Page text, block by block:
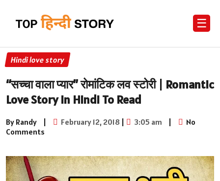
☰
Hindi love story
“सच्चा वाला प्यार” रोमांटिक लव स्टोरी | Romantic
Love Story in Hindi To Read
By Randy | February 12, 2018 | 3:05 am |
No
Comments